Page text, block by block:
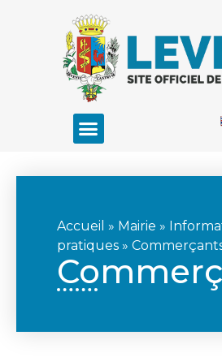
Accueil » Mairie »
pratiques »